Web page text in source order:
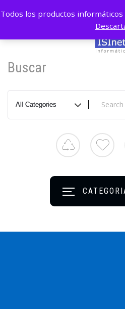
Buscar
Todos los productos informáticos